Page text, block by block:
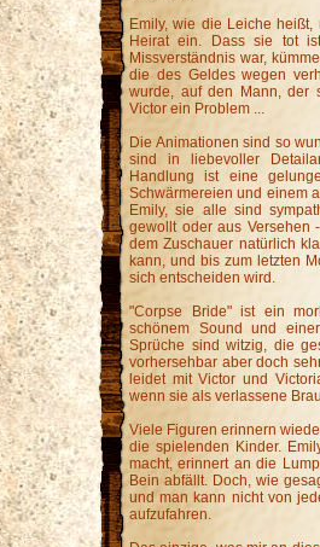
Emily, wie die Leiche
Heirat ein. Dass sie tot
Missverständnis war,
die des Geldes wegen
wurde, auf den Mann, der
Victor ein Problem ...
Die Animationen sind so
sind in liebevoller
Handlung ist eine
Schwärmereien und einem
Emily, sie alle sind
gewollt oder aus Versehen
dem Zuschauer natürlich
kann, und bis zum letzten
sich entscheiden wird.
"Corpse Bride" ist ein
schönem Sound und
Sprüche sind witzig, die
vorhersehbar aber doch
leidet mit Victor und
wenn sie als verlassene
Viele Figuren erinnern
die spielenden Kinder.
macht, erinnert an die
Bein abfällt. Doch, wie
und man kann nicht von
aufzufahren.